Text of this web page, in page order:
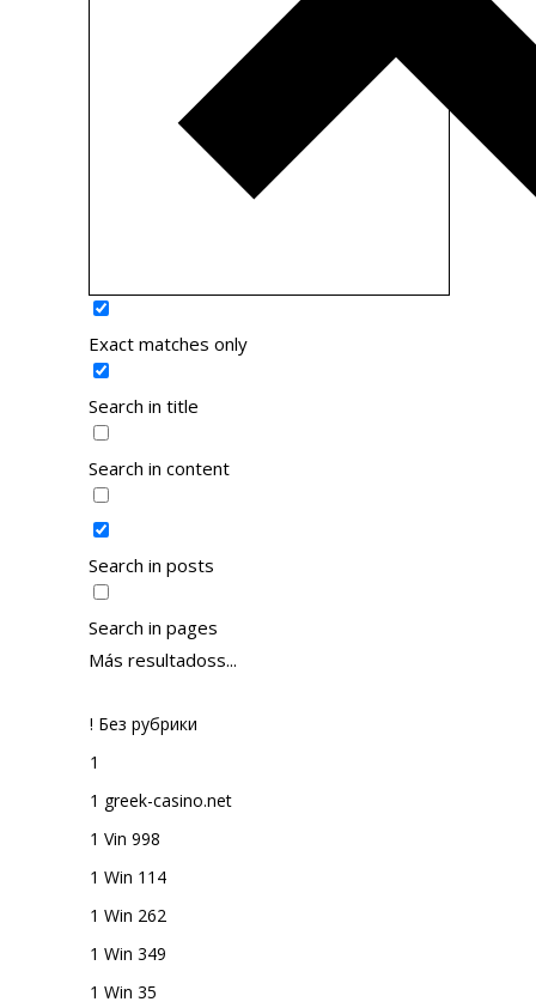
Exact matches only
Search in title
Search in content
Search in posts
Search in pages
Más resultadoss...
! Без рубрики
1
1 greek-casino.net
1 Vin 998
1 Win 114
1 Win 262
1 Win 349
1 Win 35